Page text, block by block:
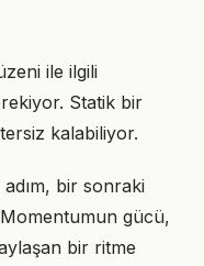
ile ilgili
Statik bir
kalabiliyor.
bir sonraki
gücü,
bir ritme